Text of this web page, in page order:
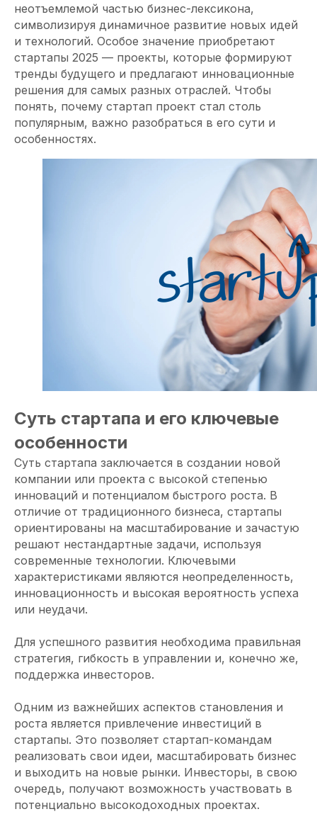
неотъемлемой частью бизнес-лексикона,
символизируя динамичное развитие новых идей
и технологий. Особое значение приобретают
стартапы 2025 — проекты, которые формируют
тренды будущего и предлагают инновационные
решения для самых разных отраслей. Чтобы
понять, почему стартап проект стал столь
популярным, важно разобраться в его сути и
особенностях.
Суть стартапа и его ключевые
особенности
Суть стартапа заключается в создании новой
компании или проекта с высокой степенью
инноваций и потенциалом быстрого роста. В
отличие от традиционного бизнеса, стартапы
ориентированы на масштабирование и зачастую
решают нестандартные задачи, используя
современные технологии. Ключевыми
характеристиками являются неопределенность,
инновационность и высокая вероятность успеха
или неудачи.
Для успешного развития необходима правильная
стратегия, гибкость в управлении и, конечно же,
поддержка инвесторов.
Одним из важнейших аспектов становления и
роста является привлечение инвестиций в
стартапы. Это позволяет стартап-командам
реализовать свои идеи, масштабировать бизнес
и выходить на новые рынки. Инвесторы, в свою
очередь, получают возможность участвовать в
потенциально высокодоходных проектах.